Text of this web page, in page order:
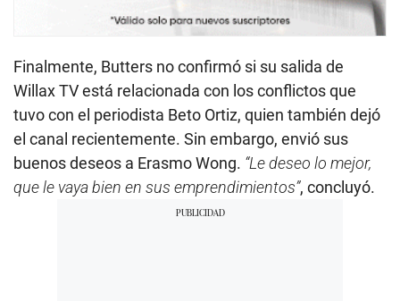
Finalmente, Butters no confirmó si su salida de
Willax TV está relacionada con los conflictos que
tuvo con el periodista Beto Ortiz, quien también dejó
el canal recientemente. Sin embargo, envió sus
buenos deseos a Erasmo Wong. “Le deseo lo mejor,
que le vaya bien en sus emprendimientos”, concluyó.